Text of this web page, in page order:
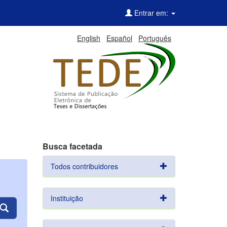
Entrar em:
English Español Português
Busca facetada
Todos contribuidores
Instituição